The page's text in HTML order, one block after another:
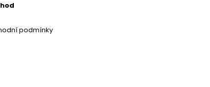
podmínky